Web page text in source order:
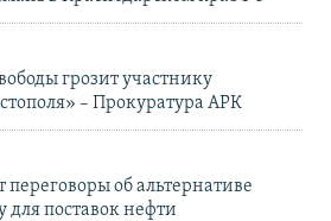
грозит участнику
– Прокуратура АРК
об альтернативе
поставок нефти